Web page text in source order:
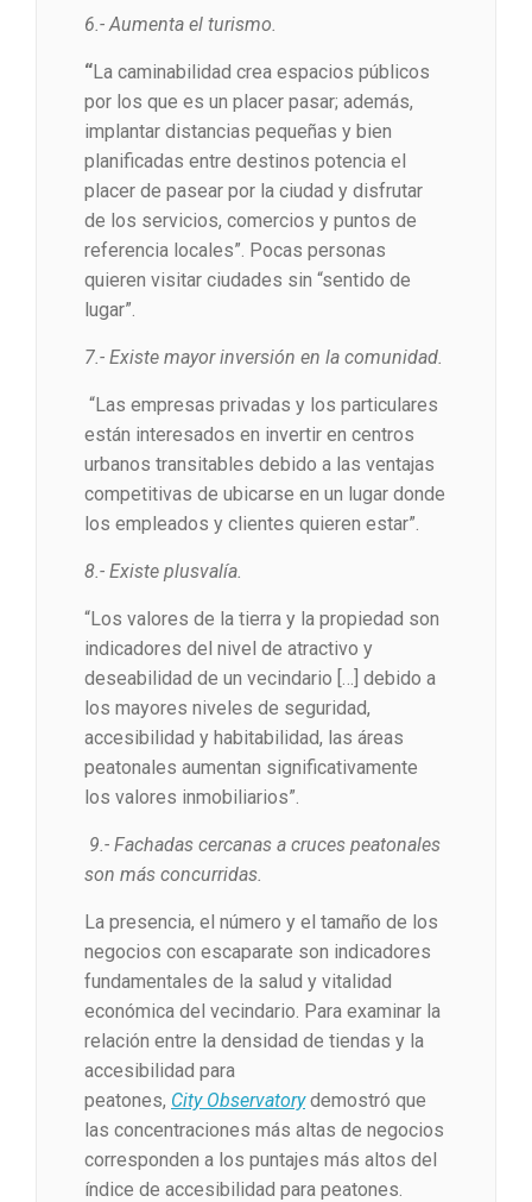
6.- Aumenta el turismo.
“La caminabilidad crea espacios públicos
por los que es un placer pasar; además,
implantar distancias pequeñas y bien
planificadas entre destinos potencia el
placer de pasear por la ciudad y disfrutar
de los servicios, comercios y puntos de
referencia locales”. Pocas personas
quieren visitar ciudades sin “sentido de
lugar”.
7.- Existe mayor inversión en la comunidad.
“Las empresas privadas y los particulares
están interesados en invertir en centros
urbanos transitables debido a las ventajas
competitivas de ubicarse en un lugar donde
los empleados y clientes quieren estar”.
8.- Existe plusvalía.
“Los valores de la tierra y la propiedad son
indicadores del nivel de atractivo y
deseabilidad de un vecindario […] debido a
los mayores niveles de seguridad,
accesibilidad y habitabilidad, las áreas
peatonales aumentan significativamente
los valores inmobiliarios”.
9.- Fachadas cercanas a cruces peatonales
son más concurridas.
La presencia, el número y el tamaño de los
negocios con escaparate son indicadores
fundamentales de la salud y vitalidad
económica del vecindario. Para examinar la
relación entre la densidad de tiendas y la
accesibilidad para
peatones, City Observatorydemostró que
las concentraciones más altas de negocios
corresponden a los puntajes más altos del
índice de accesibilidad para peatones.